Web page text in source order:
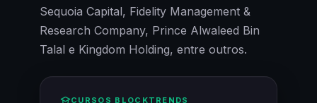
Sequoia Capital, Fidelity Management &
Research Company, Prince Alwaleed Bin
Talal e Kingdom Holding, entre outros.
CURSOS BLOCKTRENDS